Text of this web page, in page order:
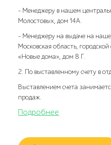
- Менеджеру в нашем
Молостовых, дом 14А.
- Менеджеру на выдаче на
Московская область,
«Новые дома», дом 8 Г.
2. По выставленному счету в
Выставлением счета
продаж.
Подробнее